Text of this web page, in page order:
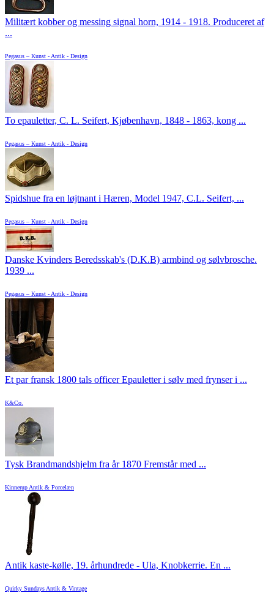
Militært kobber og messing signal horn, 1914 - 1918. Produceret af
...
Pegasus – Kunst - Antik - Design
To epauletter, C. L. Seifert, Kjøbenhavn, 1848 - 1863, kong ...
Pegasus – Kunst - Antik - Design
Spidshue fra en løjtnant i Hæren, Model 1947, C.L. Seifert, ...
Pegasus – Kunst - Antik - Design
Danske Kvinders Beredsskab's (D.K.B) armbind og sølvbrosche.
1939 ...
Pegasus – Kunst - Antik - Design
Et par fransk 1800 tals officer Epauletter i sølv med frynser i ...
K&Co.
Tysk Brandmandshjelm fra år 1870 Fremstår med ...
Kinnerup Antik & Porcelæn
Antik kaste-kølle, 19. århundrede - Ula, Knobkerrie. En ...
Quirky Sundays Antik & Vintage